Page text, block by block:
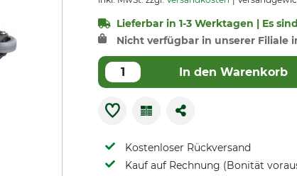
Lieferbar in 1-3 Werktagen | Es
Nicht verfügbar in unserer Filiale
In den Warenkorb
Kostenloser Rückversand
Kauf auf Rechnung (Bonität